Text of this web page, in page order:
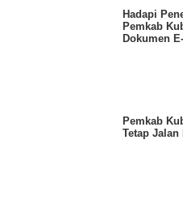
Hadapi
Pemkab
Dokumen
Pemkab
Tetap Jalan